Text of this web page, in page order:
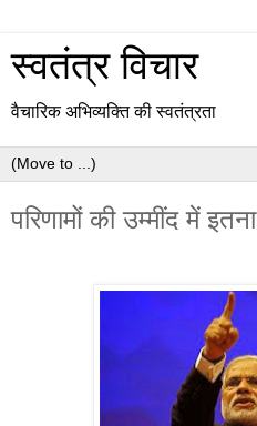
स्वतंत्र विचार
वैचारिक अभिव्यक्ति की स्वतंत्रता
परिणामों की उम्मींद में